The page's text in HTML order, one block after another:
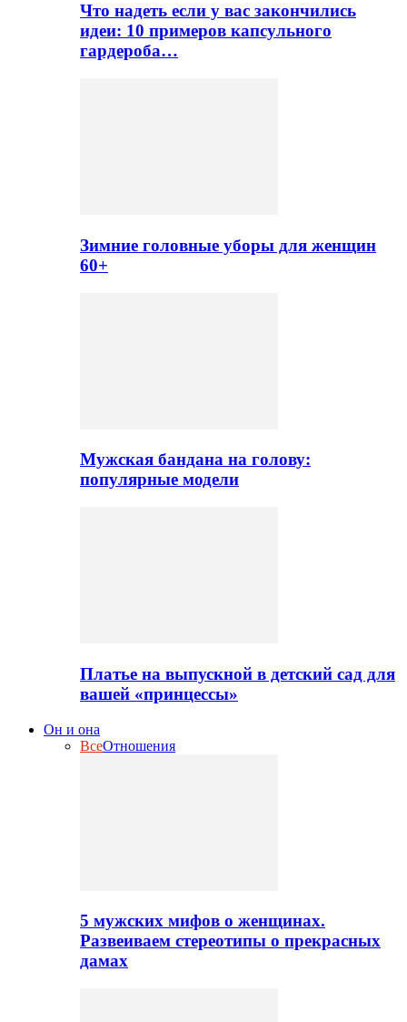
Что надеть если у вас закончились
идеи: 10 примеров капсульного
гардероба…
Зимние головные уборы для женщин
60+
Мужская бандана на голову:
популярные модели
Платье на выпускной в детский сад для
вашей «принцессы»
Он и она
ВсеОтношения
5 мужских мифов о женщинах.
Развеиваем стереотипы о прекрасных
дамах